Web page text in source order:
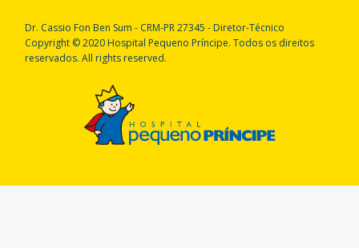
Dr. Cassio Fon Ben Sum - CRM-PR 27345 - Diretor-Técnico
Copyright © 2020 Hospital Pequeno Príncipe. Todos os direitos
reservados. All rights reserved.